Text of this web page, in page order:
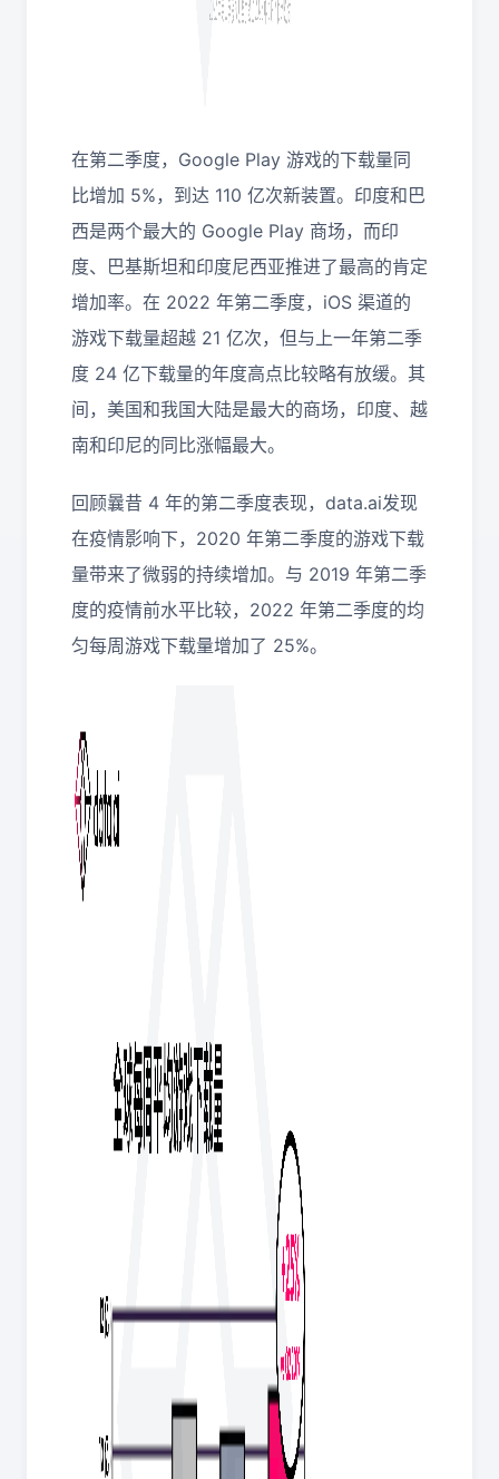
在第二季度，Google Play 游戏的下载量同
比增加 5%，到达 110 亿次新装置。印度和巴
西是两个最大的 Google Play 商场，而印
度、巴基斯坦和印度尼西亚推进了最高的肯定
增加率。在 2022 年第二季度，iOS 渠道的
游戏下载量超越 21 亿次，但与上一年第二季
度 24 亿下载量的年度高点比较略有放缓。其
间，美国和我国大陆是最大的商场，印度、越
南和印尼的同比涨幅最大。
回顾曩昔 4 年的第二季度表现，data.ai发现
在疫情影响下，2020 年第二季度的游戏下载
量带来了微弱的持续增加。与 2019 年第二季
度的疫情前水平比较，2022 年第二季度的均
匀每周游戏下载量增加了 25%。